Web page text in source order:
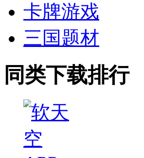
卡牌游戏
三国题材
同类下载排行